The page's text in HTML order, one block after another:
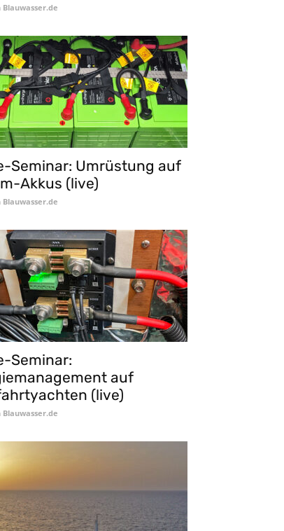
Seminar: Umrüstung auf
Akkus (live)
Seminar:
auf
(live)